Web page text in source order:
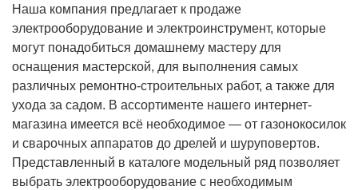
Наша компания предлагает к продаже
электрооборудование и электроинструмент, которые
могут понадобиться домашнему мастеру для
оснащения мастерской, для выполнения самых
различных ремонтно-строительных работ, а также для
ухода за садом. В ассортименте нашего интернет-
магазина имеется всё необходимое — от газонокосилок
и сварочных аппаратов до дрелей и шуруповертов.
Представленный в каталоге модельный ряд позволяет
выбрать электрооборудование с необходимым